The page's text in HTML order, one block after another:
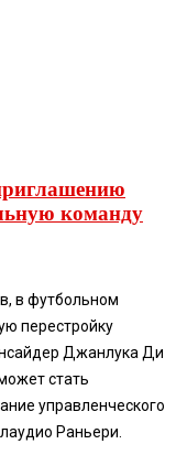
команду
в футбольном
перестройку
Джанлука Ди
стать
управленческого
Раньери.